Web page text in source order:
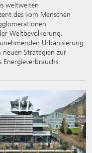
weltweiten
des vom Menschen
Weltbevölkerung.
Urbanisierung
neuen Strategien zur
Energieverbrauchs.